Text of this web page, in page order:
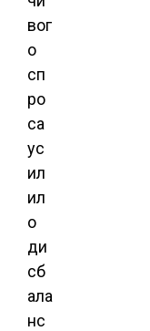
вог
о
сп
ро
са
ус
ил
ил
о
ди
сб
ала
нс